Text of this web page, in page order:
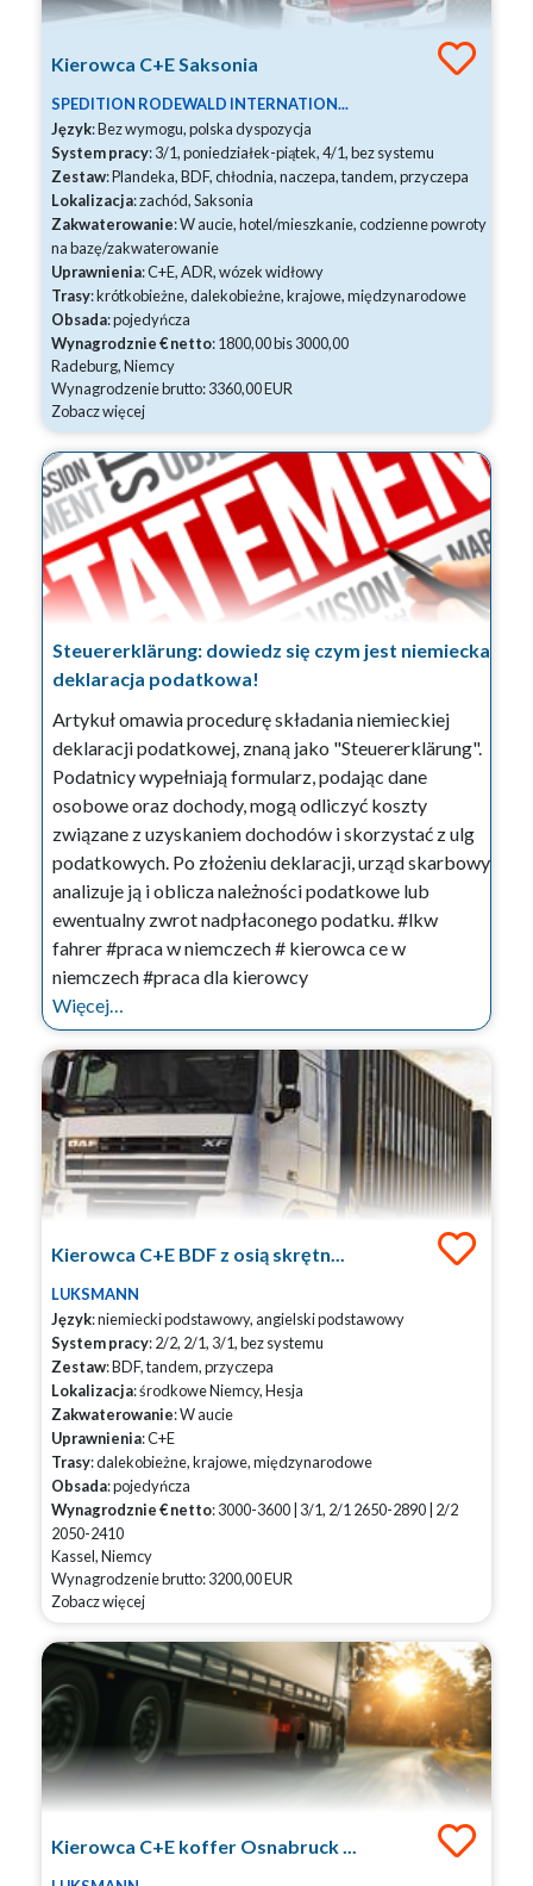
Kierowca C+E Saksonia
SPEDITION RODEWALD INTERNATION...
Język: Bez wymogu, polska dyspozycja
System pracy: 3/1, poniedziałek-piątek, 4/1, bez systemu
Zestaw: Plandeka, BDF, chłodnia, naczepa, tandem, przyczepa
Lokalizacja: zachód, Saksonia
Zakwaterowanie: W aucie, hotel/mieszkanie, codzienne powroty
na bazę/zakwaterowanie
Uprawnienia: C+E, ADR, wózek widłowy
Trasy: krótkobieżne, dalekobieżne, krajowe, międzynarodowe
Obsada: pojedyńcza
Wynagrodznie € netto: 1800,00 bis 3000,00
Radeburg, Niemcy
Wynagrodzenie brutto: 3360,00 EUR
Zobacz więcej
Steuererklärung: dowiedz się czym jest niemiecka
deklaracja podatkowa!
Artykuł omawia procedurę składania niemieckiej
deklaracji podatkowej, znaną jako "Steuererklärung".
Podatnicy wypełniają formularz, podając dane
osobowe oraz dochody, mogą odliczyć koszty
związane z uzyskaniem dochodów i skorzystać z ulg
podatkowych. Po złożeniu deklaracji, urząd skarbowy
analizuje ją i oblicza należności podatkowe lub
ewentualny zwrot nadpłaconego podatku. #lkw
fahrer #praca w niemczech # kierowca ce w
niemczech #praca dla kierowcy
Więcej…
Kierowca C+E BDF z osią skrętn...
LUKSMANN
Język: niemiecki podstawowy, angielski podstawowy
System pracy: 2/2, 2/1, 3/1, bez systemu
Zestaw: BDF, tandem, przyczepa
Lokalizacja: środkowe Niemcy, Hesja
Zakwaterowanie: W aucie
Uprawnienia: C+E
Trasy: dalekobieżne, krajowe, międzynarodowe
Obsada: pojedyńcza
Wynagrodznie € netto: 3000-3600 | 3/1, 2/1 2650-2890 | 2/2
2050-2410
Kassel, Niemcy
Wynagrodzenie brutto: 3200,00 EUR
Zobacz więcej
Kierowca C+E koffer Osnabruck ...